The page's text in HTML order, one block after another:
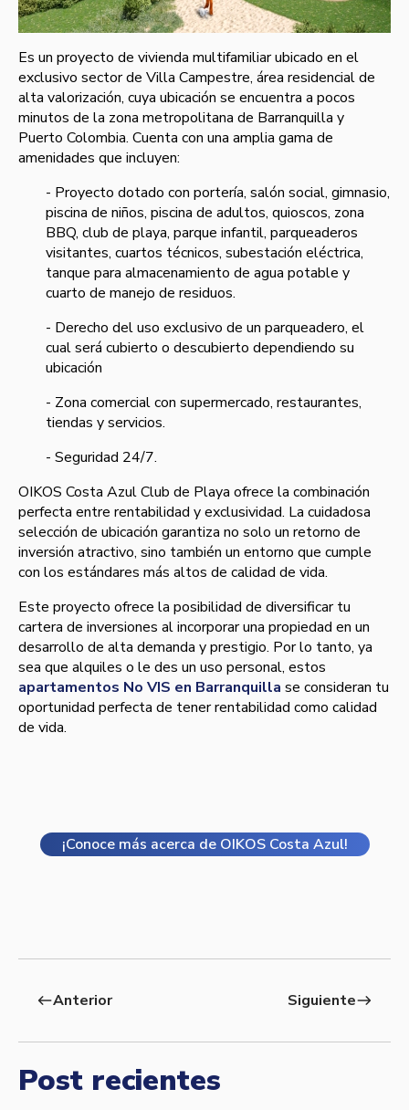
Es un proyecto de vivienda multifamiliar ubicado en el
exclusivo sector de Villa Campestre, área residencial de
alta valorización, cuya ubicación se encuentra a pocos
minutos de la zona metropolitana de Barranquilla y
Puerto Colombia. Cuenta con una amplia gama de
amenidades que incluyen:
- Proyecto dotado con portería, salón social, gimnasio,
piscina de niños, piscina de adultos, quioscos, zona
BBQ, club de playa, parque infantil, parqueaderos
visitantes, cuartos técnicos, subestación eléctrica,
tanque para almacenamiento de agua potable y
cuarto de manejo de residuos.
- Derecho del uso exclusivo de un parqueadero, el
cual será cubierto o descubierto dependiendo su
ubicación
- Zona comercial con supermercado, restaurantes,
tiendas y servicios.
- Seguridad 24/7.
OIKOS Costa Azul Club de Playa ofrece la combinación
perfecta entre rentabilidad y exclusividad. La cuidadosa
selección de ubicación garantiza no solo un retorno de
inversión atractivo, sino también un entorno que cumple
con los estándares más altos de calidad de vida.
Este proyecto ofrece la posibilidad de diversificar tu
cartera de inversiones al incorporar una propiedad en un
desarrollo de alta demanda y prestigio. Por lo tanto, ya
sea que alquiles o le des un uso personal, estos
apartamentos No VIS en Barranquilla se consideran tu
oportunidad perfecta de tener rentabilidad como calidad
de vida.
¡Conoce más acerca de OIKOS Costa Azul!
westAnterior Siguienteeast
Post recientes